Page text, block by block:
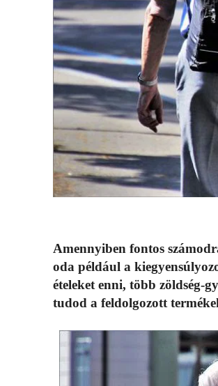
Amennyiben fontos
oda például a
ételeket enni, több zöldség-
tudod a feldolgozott